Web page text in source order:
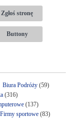
Zgłoś stronę
Buttony
Biura Podróży(59)
(316)
(137)
Firmy sportowe(83)